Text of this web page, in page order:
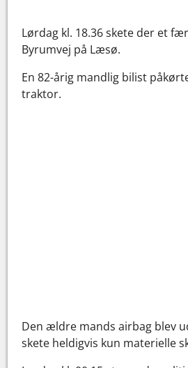
Lørdag kl. 18.36 skete der et
Byrumvej på Læsø.
En 82-årig mandlig bilist
traktor.
Den ældre mands airbag blev
skete heldigvis kun materielle